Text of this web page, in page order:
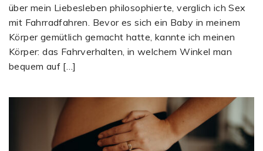
über mein Liebesleben philosophierte, verglich ich Sex
mit Fahrradfahren. Bevor es sich ein Baby in meinem
Körper gemütlich gemacht hatte, kannte ich meinen
Körper: das Fahrverhalten, in welchem Winkel man
bequem auf […]